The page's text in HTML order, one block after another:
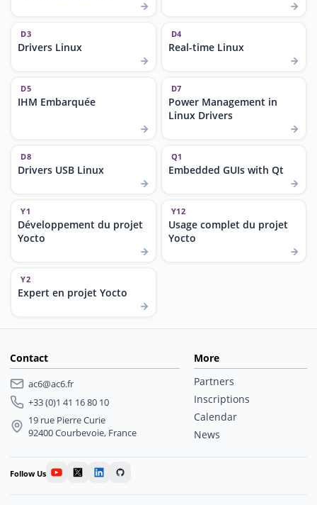
D3
Drivers Linux
D4
Real-time Linux
D5
IHM Embarquée
D7
Power Management in
Linux Drivers
D8
Drivers USB Linux
Q1
Embedded GUIs with Qt
Y1
Développement du projet
Yocto
Y12
Usage complet du projet
Yocto
Y2
Expert en projet Yocto
Contact
ac6@ac6.fr
+33 (0)1 41 16 80 10
19 rue Pierre Curie
92400 Courbevoie, France
More
Partners
Inscriptions
Calendar
News
Follow Us